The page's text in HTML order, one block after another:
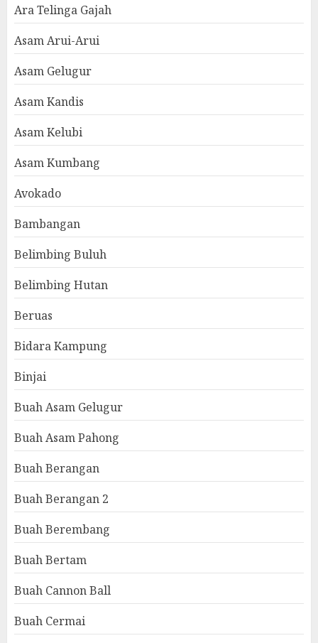
Ara Telinga Gajah
Asam Arui-Arui
Asam Gelugur
Asam Kandis
Asam Kelubi
Asam Kumbang
Avokado
Bambangan
Belimbing Buluh
Belimbing Hutan
Beruas
Bidara Kampung
Binjai
Buah Asam Gelugur
Buah Asam Pahong
Buah Berangan
Buah Berangan 2
Buah Berembang
Buah Bertam
Buah Cannon Ball
Buah Cermai